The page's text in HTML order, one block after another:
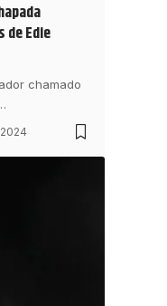
de Edie
chamado